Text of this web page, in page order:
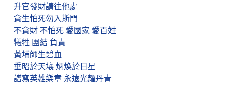
升官發財請往他處
貪生怕死勿入斯門
不貪財 不怕死 愛國家 愛百姓
犧牲 團結 負責
黃埔師生碧血
垂昭於天壤 炳煥於日星
譜寫英雄樂章 永遠光耀丹青